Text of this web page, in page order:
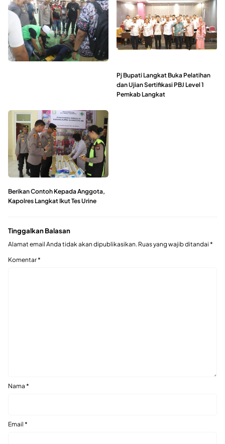
Pj Bupati Langkat Buka Pelatihan
dan Ujian Sertifikasi PBJ Level 1
Pemkab Langkat
Berikan Contoh Kepada Anggota,
Kapolres Langkat Ikut Tes Urine
Tinggalkan Balasan
Alamat email Anda tidak akan dipublikasikan. Ruas yang wajib ditandai *
Komentar*
Nama *
Email *